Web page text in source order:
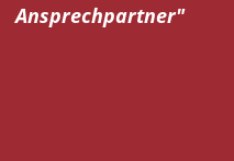
Ansprechpartner"